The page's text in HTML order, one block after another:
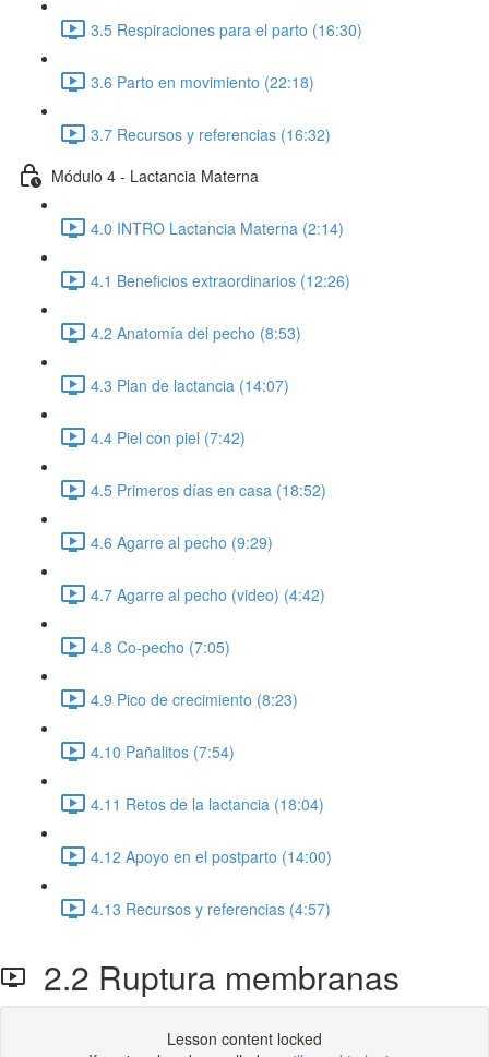
3.5 Respiraciones para el parto (16:30)
3.6 Parto en movimiento (22:18)
3.7 Recursos y referencias (16:32)
Módulo 4 - Lactancia Materna
4.0 INTRO Lactancia Materna (2:14)
4.1 Beneficios extraordinarios (12:26)
4.2 Anatomía del pecho (8:53)
4.3 Plan de lactancia (14:07)
4.4 Piel con piel (7:42)
4.5 Primeros días en casa (18:52)
4.6 Agarre al pecho (9:29)
4.7 Agarre al pecho (video) (4:42)
4.8 Co-pecho (7:05)
4.9 Pico de crecimiento (8:23)
4.10 Pañalitos (7:54)
4.11 Retos de la lactancia (18:04)
4.12 Apoyo en el postparto (14:00)
4.13 Recursos y referencias (4:57)
2.2 Ruptura membranas
Lesson content locked